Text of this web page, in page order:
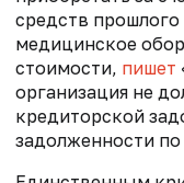
средств
медицинское
стоимости, пишет
организация не
кредиторской
задолженности по